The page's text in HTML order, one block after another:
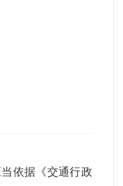
依据《交通行政